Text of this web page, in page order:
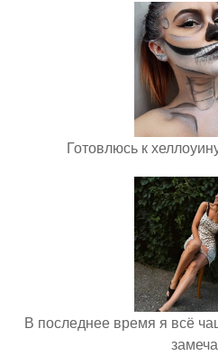
Готовлюсь к
В последнее время я всё